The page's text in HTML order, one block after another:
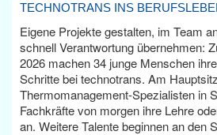
TECHNOTRANS INS
Eigene Projekte gestalten, im Team
schnell Verantwortung übernehmen:
2026 machen 34 junge Menschen
Schritte bei technotrans. Am
Thermomanagement-Spezialisten in
Fachkräfte von morgen ihre Lehre
an. Weitere Talente beginnen an den